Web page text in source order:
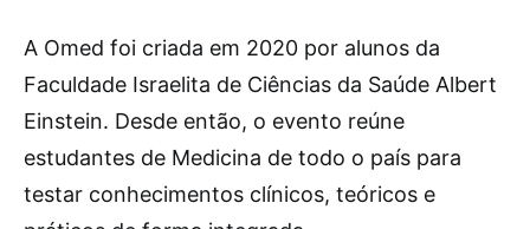
A Omed foi criada em 2020 por alunos da
Faculdade Israelita de Ciências da Saúde Albert
Einstein. Desde então, o evento reúne
estudantes de Medicina de todo o país para
testar conhecimentos clínicos, teóricos e